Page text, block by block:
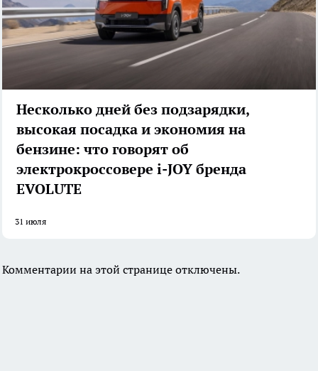
Несколько дней без подзарядки,
высокая посадка и экономия на
бензине: что говорят об
электрокроссовере i-JOY бренда
EVOLUTE
31 июля
Комментарии на этой странице отключены.